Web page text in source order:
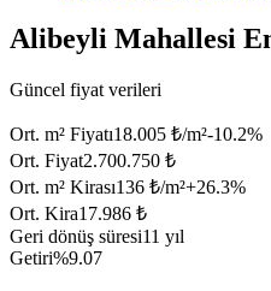
Alibeyli Mahallesi
Güncel fiyat verileri
Ort. m² Fiyatı18.005 ₺/m²-10.2%
Ort. Fiyat2.700.750 ₺
Ort. m² Kirası136 ₺/m²+26.3%
Ort. Kira17.986 ₺
Geri dönüş süresi11 yıl
Getiri%9.07